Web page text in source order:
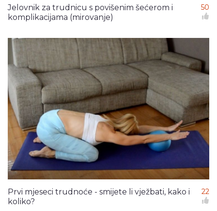
Jelovnik za trudnicu s povišenim šećerom i
komplikacijama (mirovanje)
50
Prvi mjeseci trudnoće - smijete li vježbati, kako i
koliko?
22